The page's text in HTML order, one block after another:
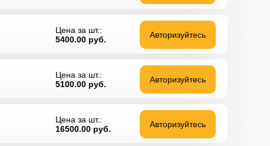
Цена за шт.:
5400.00 руб. Авторизуйтесь
Цена за шт.:
5100.00 руб. Авторизуйтесь
Цена за шт.:
16500.00 руб. Авторизуйтесь